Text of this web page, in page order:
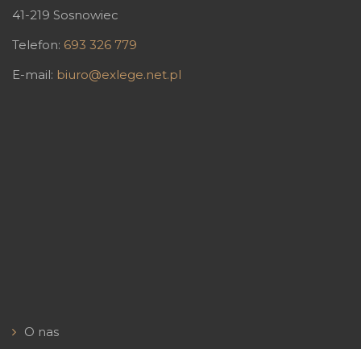
41-219 Sosnowiec
Telefon: 693 326 779
E-mail: biuro@exlege.net.pl
O nas